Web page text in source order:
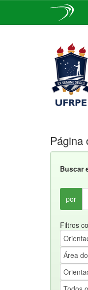
Página
Buscar
por
Filtros